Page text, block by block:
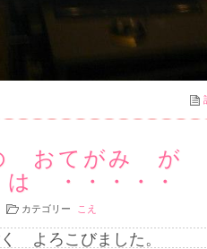
おてがみ が
・・・・・
カテゴリー こえ
よろこびました。